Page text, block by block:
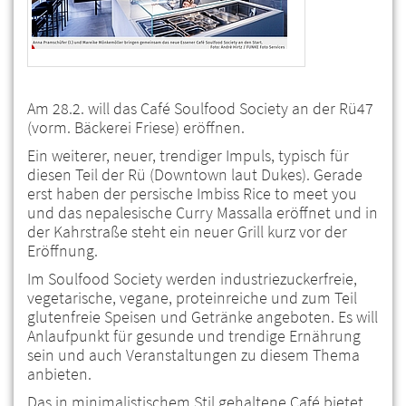
Am 28.2. will das Café Soulfood Society an der Rü47
(vorm. Bäckerei Friese) eröffnen.
Ein weiterer, neuer, trendiger Impuls, typisch für
diesen Teil der Rü (Downtown laut Dukes). Gerade
erst haben der persische Imbiss Rice to meet you
und das nepalesische Curry Massalla eröffnet und in
der Kahrstraße steht ein neuer Grill kurz vor der
Eröffnung.
Im Soulfood Society werden industriezuckerfreie,
vegetarische, vegane, proteinreiche und zum Teil
glutenfreie Speisen und Getränke angeboten. Es will
Anlaufpunkt für gesunde und trendige Ernährung
sein und auch Veranstaltungen zu diesem Thema
anbieten.